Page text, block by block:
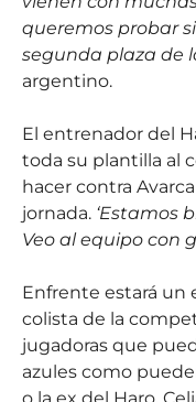
queremos probar
segunda plaza de
argentino.
El entrenador del
toda su plantilla al
hacer contra
jornada. ‘Estamos
Veo al equipo con
Enfrente estará un
colista de la
jugadoras que
azules como